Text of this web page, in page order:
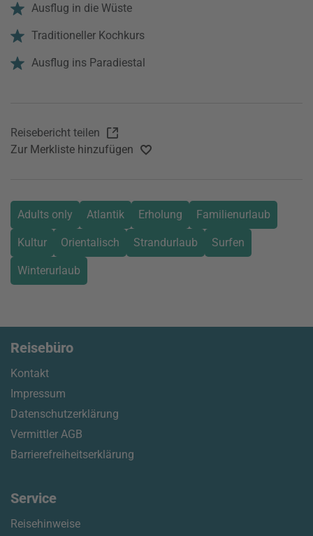
Ausflug in die Wüste
Traditioneller Kochkurs
Ausflug ins Paradiestal
Reisebericht teilen
Zur Merkliste hinzufügen
Adults only Atlantik Erholung Familienurlaub
Kultur Orientalisch Strandurlaub Surfen
Winterurlaub
Reisebüro
Kontakt
Impressum
Datenschutzerklärung
Vermittler AGB
Barrierefreiheitserklärung
Service
Reisehinweise